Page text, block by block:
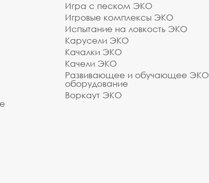
Игра с песком ЭКО
Игровые комплексы ЭКО
Испытание на ловкость ЭКО
Карусели ЭКО
Качалки ЭКО
Качели ЭКО
Развивающее и обучающее ЭКО
оборудование
Воркаут ЭКО